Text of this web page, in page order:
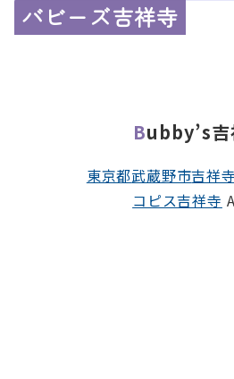
バビーズ吉祥寺
Bubby’s
東京都武蔵野市吉祥
コピス吉祥寺